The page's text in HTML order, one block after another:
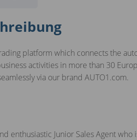
platform which connects the
activities in more than 30
via our brand AUTO1.com.
enthusiastic Junior Sales Agent who